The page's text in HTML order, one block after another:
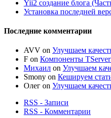
Yii2 создание блога
Установка последней
Последние комментарии
AVV on Улучшаем
F on Компоненты
Михаил on Улучшаем
Smony on Кешируем
Олег on Улучшаем
RSS - Записи
RSS - Комментарии